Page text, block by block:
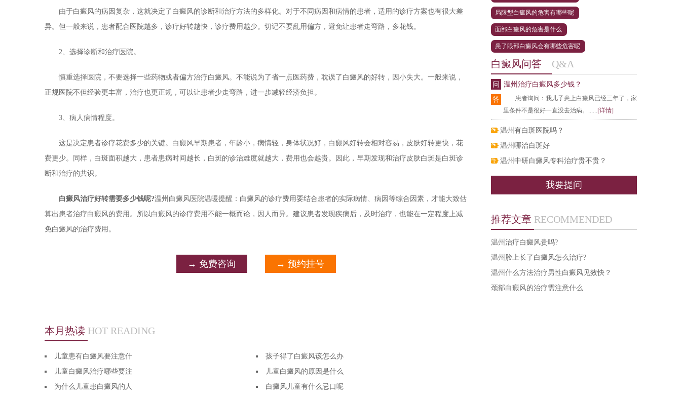
局限型白癜风的危害有哪些呢
面部白癜风的危害是什么
患了眼部白癜风会有哪些危害呢
白癜风问答 Q&A
问
温州治疗白癜风多少钱？
答
患者询问：我儿子患上白癜风已经三年了，家
里条件不是很好一直没去治病。......[详情]
温州有白斑医院吗？
温州哪治白斑好
温州中研白癜风专科治疗贵不贵？
我要提问
推荐文章 RECOMMENDED
温州治疗白癜风贵吗?
温州脸上长了白癜风怎么治疗?
温州什么方法治疗男性白癜风见效快？
颈部白癜风的治疗需注意什么
由于白癜风的病因复杂，这就决定了白癜风的诊断和治疗方法的多样化。对于不同病因和病情的患者，适用的诊疗方案也有很大差
异。但一般来说，患者配合医院越多，诊疗好转越快，诊疗费用越少。切记不要乱用偏方，避免让患者走弯路，多花钱。
2、选择诊断和治疗医院。
慎重选择医院，不要选择一些药物或者偏方治疗白癜风。不能说为了省一点医药费，耽误了白癜风的好转，因小失大。一般来说，
正规医院不但经验更丰富，治疗也更正规，可以让患者少走弯路，进一步减轻经济负担。
3、病人病情程度。
这是决定患者诊疗花费多少的关键。白癜风早期患者，年龄小，病情轻，身体状况好，白癜风好转会相对容易，皮肤好转更快，花
费更少。同样，白斑面积越大，患者患病时间越长，白斑的诊治难度就越大，费用也会越贵。因此，早期发现和治疗皮肤白斑是白斑诊
断和治疗的共识。
白癜风治疗好转需要多少钱呢?温州白癜风医院温暖提醒：白癜风的诊疗费用要结合患者的实际病情、病因等综合因素，才能大致估
算出患者治疗白癜风的费用。所以白癜风的诊疗费用不能一概而论，因人而异。建议患者发现疾病后，及时治疗，也能在一定程度上减
免白癜风的治疗费用。
→ 免费咨询 → 预约挂号
本月热读 HOT READING
儿童患有白癜风要注意什
孩子得了白癜风该怎么办
儿童白癜风治疗哪些要注
儿童白癜风的原因是什么
为什么儿童患白癜风的人
白癜风儿童有什么忌口呢